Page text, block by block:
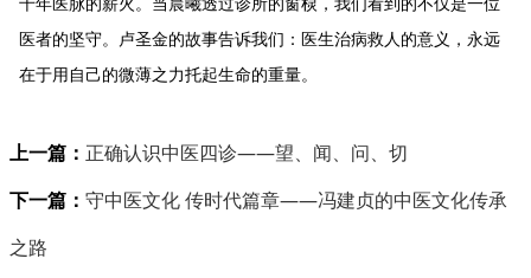
千年医脉的薪火。当晨曦透过诊所的窗棂 ，我们看到的不仅是一位
医者的坚守。 卢圣金的故事告诉我们： 医生治病救人的意义 ，永远
在于用 自己的微薄之力托起生命的重量。
上一篇： 正确认识中医四诊——望、闻、问、切
下一篇： ‌守中医文化 传时代篇章——冯建贞的中医文化传承
之路